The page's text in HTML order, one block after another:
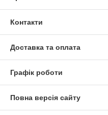
Контакти
Доставка та оплата
Графік роботи
Повна версія сайту